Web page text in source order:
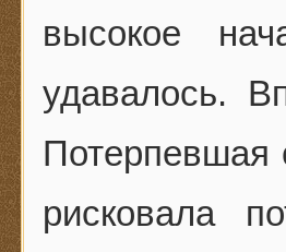
высокое
удавалось.
Потерпевшая
рисковала